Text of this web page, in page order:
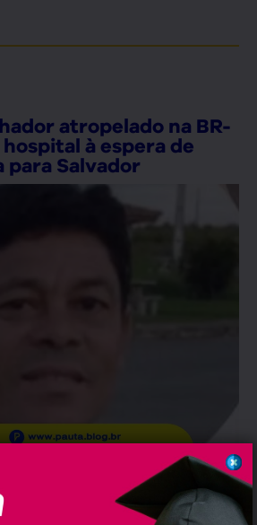
atropelado na BR-
à espera de
Salvador
tinha 55 anos e estava lutando
aguentou mais esperar uma vaga
do SUS